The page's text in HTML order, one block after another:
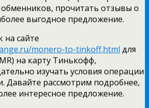
прочитать отзывы о
выгодное предложение.
на сайте
monero-to-tinkoff.html для
на карту Тинькофф,
изучать условия операции
Давайте рассмотрим подробнее,
интересное предложение.